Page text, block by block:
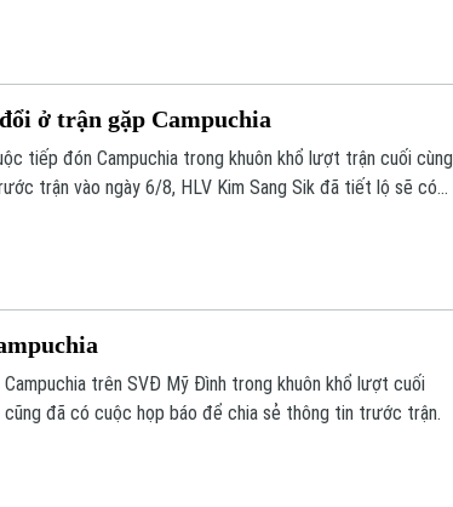
ở trận gặp Campuchia
tiếp đón Campuchia trong khuôn khổ lượt trận cuối cùng
trận vào ngày 6/8, HLV Kim Sang Sik đã tiết lộ sẽ có
trên SVĐ Mỹ Đình trong khuôn khổ lượt cuối
cũng đã có cuộc họp báo để chia sẻ thông tin trước trận.